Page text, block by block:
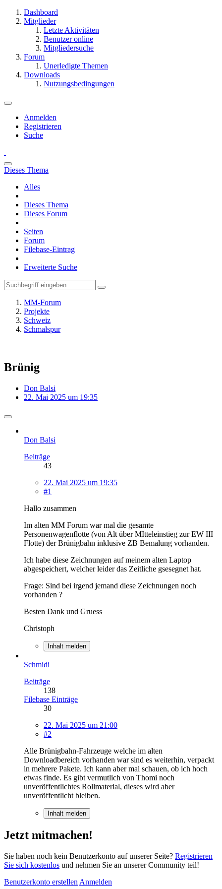
Dashboard
Mitglieder
Letzte Aktivitäten
Benutzer online
Mitgliedersuche
Forum
Unerledigte Themen
Downloads
Nutzungsbedingungen
Anmelden
Registrieren
Suche
Dieses Thema
Alles
Dieses Thema
Dieses Forum
Seiten
Forum
Filebase-Eintrag
Erweiterte Suche
MM-Forum
Projekte
Schweiz
Schmalspur
Brünig
Don Balsi
22. Mai 2025 um 19:35
Don Balsi
Beiträge
43
22. Mai 2025 um 19:35
#1
Hallo zusammen
Im alten MM Forum war mal die gesamte
Personenwagenflotte (von Alt über MItteleinstieg zur EW III
Flotte) der Brünigbahn inklusive ZB Bemalung vorhanden.
Ich habe diese Zeichnungen auf meinem alten Laptop
abgespeichert, welcher leider das Zeitliche gsesegnet hat.
Frage: Sind bei irgend jemand diese Zeichnungen noch
vorhanden ?
Besten Dank und Gruess
Christoph
Inhalt melden
Schmidi
Beiträge
138
Filebase Einträge
30
22. Mai 2025 um 21:00
#2
Alle Brünigbahn-Fahrzeuge welche im alten
Downloadbereich vorhanden war sind es weiterhin, verpackt
in mehrere Pakete. Ich kann aber mal schauen, ob ich hoch
etwas finde. Es gibt vermutlich von Thomi noch
unveröffentlichtes Rollmaterial, dieses wird aber
unveröffentlicht bleiben.
Inhalt melden
Jetzt mitmachen!
Sie haben noch kein Benutzerkonto auf unserer Seite? Registrieren
Sie sich kostenlos und nehmen Sie an unserer Community teil!
Benutzerkonto erstellen Anmelden